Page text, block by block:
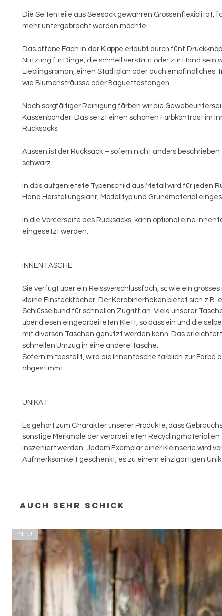
Die Seitenteile aus Seesack gewähren Grössenflexiblität,
mehr untergebracht werden möchte.
Das offene Fach in der Klappe erlaubt durch fünf
Nutzung für Dinge, die schnell verstaut oder zur Hand sein
Lieblingsroman, einen Stadtplan oder auch empfindliches
wie Blumensträusse oder Baguettestangen.
Nach sorgfältiger Reinigung färben wir die
Kassenbänder. Das setzt einen schönen Farbkontrast im
Rucksacks.
Aussen ist der Rucksack – sofern nicht anders beschrieben
schwarz.
In das aufgenietete Typenschild aus Metall wird für jeden
Hand Herstellungsjahr, Modelltyp und Grundmaterial
In die Vorderseite des Rucksacks kann optional eine
eingesetzt werden.
INNENTASCHE
Sie verfügt über ein Reissverschlussfach, so wie ein grosses
kleine Einsteckfächer. Der Karabinerhaken bietet sich z.B.
Schlüsselbund für schnellen Zugriff an. Viele unserer
über diesen eingearbeiteten Klett, so dass ein und die
mit diversen Taschen genutzt werden kann. Das
schnellen Umzug in eine andere Tasche.
Sofern mitbestellt, wird die Innentasche farblich zur Farbe
abgestimmt.
UNIKAT
Es gehört zum Charakter unserer Produkte, dass
sonstige Merkmale der verarbeiteten Recyclingmaterialien
inszeniert werden. Jedem Exemplar einer Kleinserie wird
Aufmerksamkeit geschenkt, es zu einem einzigartigen
Auch sehr schick
NEU